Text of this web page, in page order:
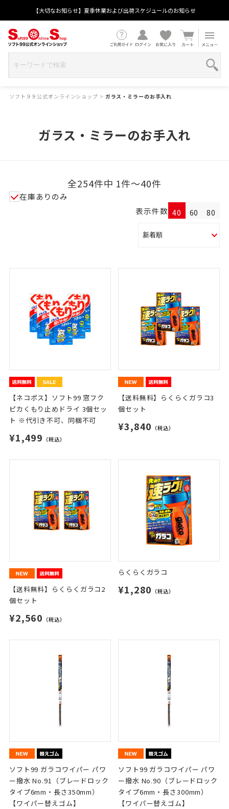
【大切なお知らせ】夏季休業および出荷スケジュールのお知らせ
ソフト９９公式オンラインショップ > ガラス・ミラーのお手入れ
ガラス・ミラーのお手入れ
全254件中 1件～40件
在庫ありのみ
表示件数 40 60 80
【ネコポス】ソフト99 窓フク
ピカくもり止めドライ 3個セッ
ト ※代引き不可、同梱不可
¥1,499 （税込）
【送料無料】らくらくガラコ3
個セット
¥3,840 （税込）
【送料無料】らくらくガラコ2
個セット
¥2,560 （税込）
らくらくガラコ
¥1,280 （税込）
ソフト99 ガラコワイパー パワ
ー撥水 No.91（ブレードロック
タイプ6mm・長さ350mm）
【ワイパー替えゴム】
ソフト99 ガラコワイパー パワ
ー撥水 No.90（ブレードロック
タイプ6mm・長さ300mm）
【ワイパー替えゴム】